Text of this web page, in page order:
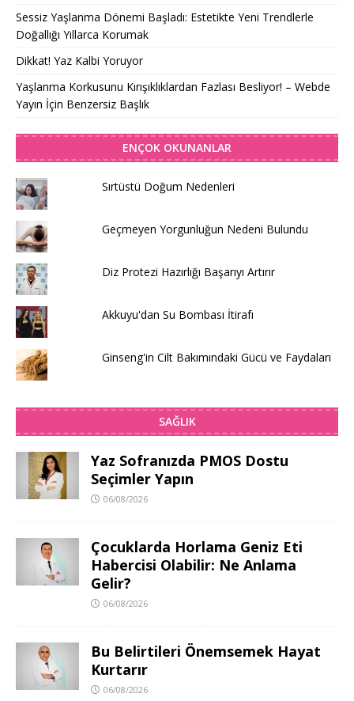
Sessiz Yaşlanma Dönemi Başladı: Estetikte Yeni Trendlerle
Doğallığı Yıllarca Korumak
Dikkat! Yaz Kalbi Yoruyor
Yaşlanma Korkusunu Kırışıklıklardan Fazlası Besliyor! – Webde
Yayın İçin Benzersiz Başlık
ENÇOK OKUNANLAR
Sırtüstü Doğum Nedenleri
Geçmeyen Yorgunluğun Nedeni Bulundu
Diz Protezi Hazırlığı Başarıyı Artırır
Akkuyu'dan Su Bombası İtirafı
Ginseng'in Cilt Bakımındaki Gücü ve Faydaları
SAĞLIK
Yaz Sofranızda PMOS Dostu
Seçimler Yapın
06/08/2026
Çocuklarda Horlama Geniz Eti
Habercisi Olabilir: Ne Anlama
Gelir?
06/08/2026
Bu Belirtileri Önemsemek Hayat
Kurtarır
06/08/2026